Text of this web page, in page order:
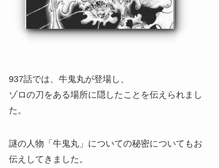
937話では、牛鬼丸が登場し、
ゾロの刀をある場所に隠したことを伝えられまし
た。
謎の人物「牛鬼丸」についての秘密についてもお
伝えしてきました。